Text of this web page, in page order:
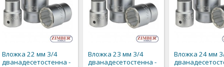
Добави към
желания
Вложка 22
FORCE
8,60 € /
4,40 € / 8,61
Добави към
Вложка 22 мм 3/4
дванадесетостенна -
Вложка 23 мм 3/4
дванадесетостенна -
Вложка 24 мм